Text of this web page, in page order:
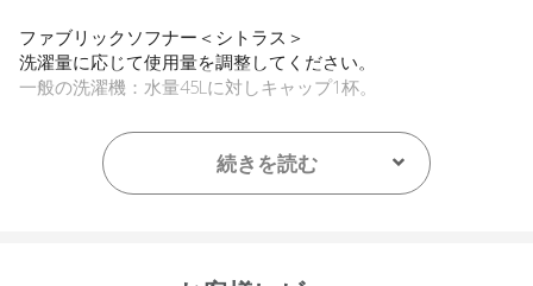
ファブリックソフナー＜シトラス＞
洗濯量に応じて使用量を調整してください。
一般の洗濯機：水量45Lに対しキャップ1杯。
・ランドリーリキッド ＜ユーカリ＞ 500mL
・ファブリックソフナー ＜シトラス＞ 500mL
続きを読む